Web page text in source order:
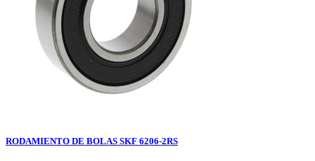
RODAMIENTO DE BOLAS SKF 6206-2RS